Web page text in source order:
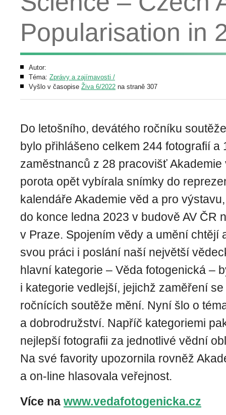
Popularisation in
Autor:
Téma: Zprávy a zajímavosti /
Vyšlo v časopise Živa 6/2022 na straně 307
Do letošního, devátého ročníku
bylo přihlášeno celkem 244 fotografií a
zaměstnanců z 28 pracovišť Akademie
porota opět vybírala snímky do
kalendáře Akademie věd a pro
do konce ledna 2023 v budově AV ČR
v Praze. Spojením vědy a umění chtějí
svou práci i poslání naší největší
hlavní kategorie – Věda fotogenická –
i kategorie vedlejší, jejichž zaměření
ročnících soutěže mění. Nyní šlo o
a dobrodružství. Napříč kategoriemi
nejlepší fotografii za jednotlivé vědní
Na své favority upozornila rovněž
a on-line hlasovala veřejnost.
Více na www.vedafotogenicka.cz